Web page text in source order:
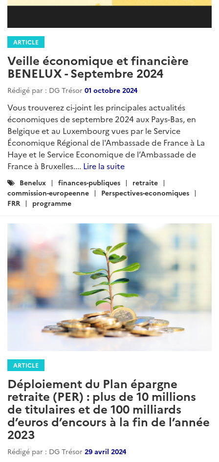
ARTICLE
Veille économique et financière
BENELUX - Septembre 2024
Rédigé par : DG Trésor 01 octobre 2024
Vous trouverez ci-joint les principales actualités
économiques de septembre 2024 aux Pays-Bas, en
Belgique et au Luxembourg vues par le Service
Économique Régional de l'Ambassade de France à La
Haye et le Service Economique de l’Ambassade de
France à Bruxelles.... Lire la suite
Catégories
:
Benelux finances-publiques
retraite
commission-europeenne
Perspectives-economiques
FRR
programme
ARTICLE
Déploiement du Plan épargne
retraite (PER) : plus de 10 millions
de titulaires et de 100 milliards
d’euros d’encours à la fin de l’année
2023
Rédigé par : DG Trésor 29 avril 2024